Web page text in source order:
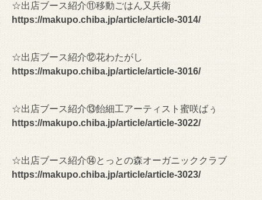
☆出店ブース紹介⑪移動ごはん又兵衛
https://makupo.chiba.jp/article/article-3014/
☆出店ブース紹介⑫花わたがし
https://makupo.chiba.jp/article/article-3016/
☆出店ブース紹介⑬飴細工アーティスト蜜咲ばぅ
https://makupo.chiba.jp/article/article-3022/
☆出店ブース紹介⑭とっとの森オーガニッククラブ
https://makupo.chiba.jp/article/article-3023/